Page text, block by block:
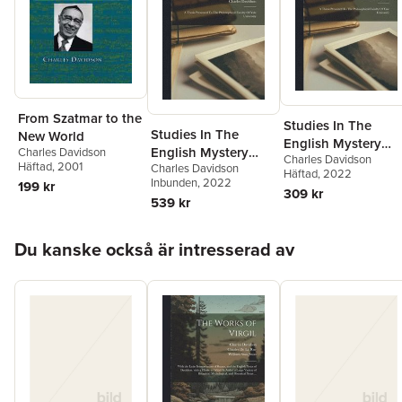
From Szatmar to the
New World
Charles Davidson
Häftad, 2001
199 kr
Studies In The
English Mystery
Plays
Charles Davidson
Inbunden, 2022
539 kr
Studies In The
English Mystery
Plays
Charles Davidson
Häftad, 2022
309 kr
Du kanske också är intresserad av